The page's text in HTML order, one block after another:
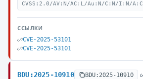
CVSS:2.0/AV:N/AC:L/Au:N/C:N/I:N/A:C
ССЫЛКИ
CVE-2025-53101
CVE-2025-53101
BDU:2025-10910 BDU:2025-10910